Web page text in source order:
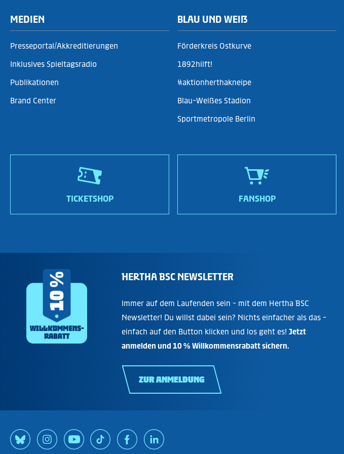
MEDIEN
Presseportal/Akkreditierungen
Inklusives Spieltagsradio
Publikationen
Brand Center
BLAU UND WEIẞ
Förderkreis Ostkurve
1892hilft!
#aktionherthakneipe
Blau-Weißes Stadion
Sportmetropole Berlin
TICKETSHOP FANSHOP
HERTHA BSC NEWSLETTER
Immer auf dem Laufenden sein - mit dem Hertha BSC
Newsletter! Du willst dabei sein? Nichts einfacher als das -
einfach auf den Button klicken und los geht es!Jetzt
anmelden und 10 % Willkommensrabatt sichern.
ZUR ANMELDUNG